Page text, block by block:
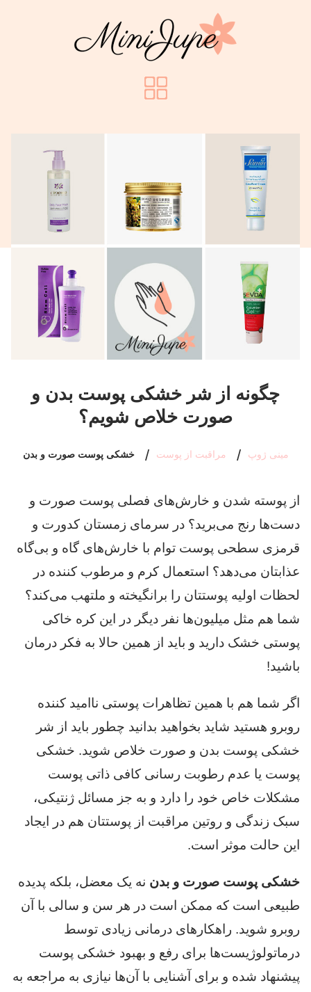
چگونه از شر خشکی پوست بدن و
صورت خلاص شویم؟
مینی ژوپ مراقبت از پوست خشکی پوست صورت و بدن
از پوسته شدن و خارش‌های فصلی پوست صورت و
دست‌ها رنج می‌برید؟ در سرمای زمستان کدورت و
قرمزی سطحی پوست توام با خارش‌های گاه و بی‌گاه
عذابتان می‌دهد؟ استعمال کرم و مرطوب کننده در
لحظات اولیه پوستتان را برانگیخته و ملتهب می‌کند؟
شما هم مثل میلیون‌ها نفر دیگر در این کره خاکی
پوستی خشک دارید و باید از همین حالا به فکر درمان
باشید!
اگر شما هم با همین تظاهرات پوستی ناامید کننده
روبرو هستید شاید بخواهید بدانید چطور باید از شر
خشکی پوست بدن و صورت خلاص شوید. خشکی
پوست یا عدم رطوبت رسانی کافی ذاتی پوست
مشکلات خاص خود را دارد و به جز مسائل ژنتیکی،
سبک زندگی و روتین مراقبت از پوستتان هم در ایجاد
این حالت موثر است.
خشکی پوست صورت و بدن نه یک معضل، بلکه پدیده
طبیعی است که ممکن است در هر سن و سالی با آن
روبرو شوید. راهکارهای درمانی زیادی توسط
درماتولوژیست‌ها برای رفع و بهبود خشکی پوست
پیشنهاد شده و برای آشنایی با آن‌ها نیازی به مراجعه به